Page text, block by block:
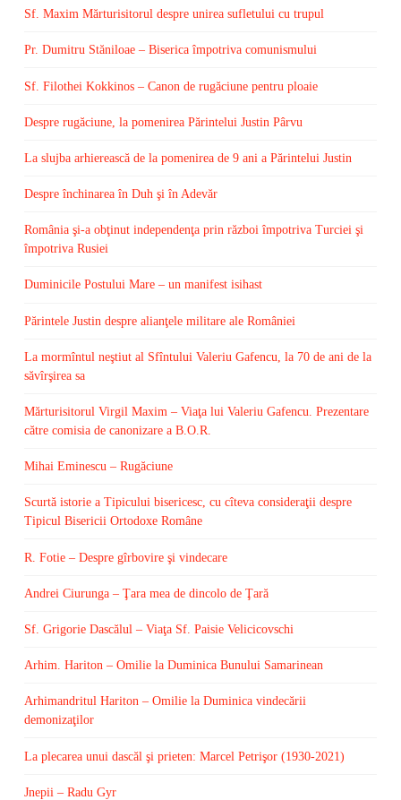
Sf. Maxim Mărturisitorul despre unirea sufletului cu trupul
Pr. Dumitru Stăniloae – Biserica împotriva comunismului
Sf. Filothei Kokkinos – Canon de rugăciune pentru ploaie
Despre rugăciune, la pomenirea Părintelui Justin Pârvu
La slujba arhierească de la pomenirea de 9 ani a Părintelui Justin
Despre închinarea în Duh şi în Adevăr
România şi-a obţinut independenţa prin război împotriva Turciei şi
împotriva Rusiei
Duminicile Postului Mare – un manifest isihast
Părintele Justin despre alianţele militare ale României
La mormîntul neştiut al Sfîntului Valeriu Gafencu, la 70 de ani de la
săvîrşirea sa
Mărturisitorul Virgil Maxim – Viaţa lui Valeriu Gafencu. Prezentare
către comisia de canonizare a B.O.R.
Mihai Eminescu – Rugăciune
Scurtă istorie a Tipicului bisericesc, cu cîteva consideraţii despre
Tipicul Bisericii Ortodoxe Române
R. Fotie – Despre gîrbovire şi vindecare
Andrei Ciurunga – Ţara mea de dincolo de Ţară
Sf. Grigorie Dascălul – Viaţa Sf. Paisie Velicicovschi
Arhim. Hariton – Omilie la Duminica Bunului Samarinean
Arhimandritul Hariton – Omilie la Duminica vindecării
demonizaţilor
La plecarea unui dascăl şi prieten: Marcel Petrişor (1930-2021)
Jnepii – Radu Gyr